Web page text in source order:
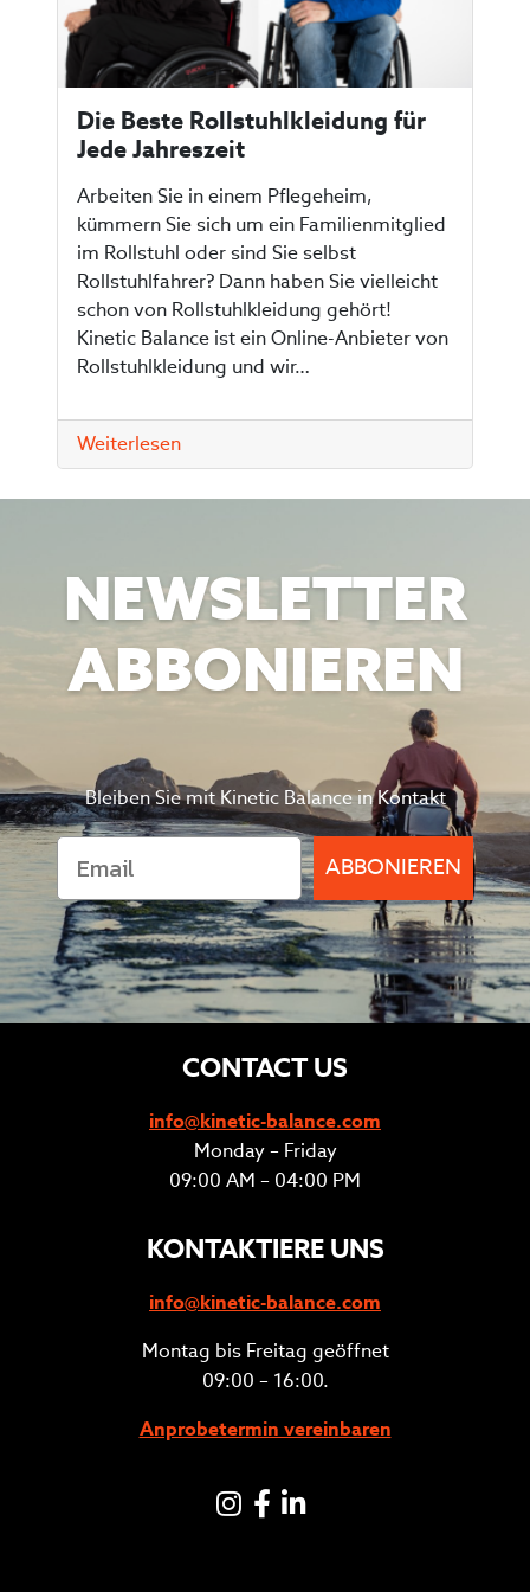
Die Beste Rollstuhlkleidung für
Jede Jahreszeit
Arbeiten Sie in einem Pflegeheim,
kümmern Sie sich um ein Familienmitglied
im Rollstuhl oder sind Sie selbst
Rollstuhlfahrer? Dann haben Sie vielleicht
schon von Rollstuhlkleidung gehört!
Kinetic Balance ist ein Online-Anbieter von
Rollstuhlkleidung und wir…
Weiterlesen
NEWSLETTER
ABBONIEREN
Bleiben Sie mit Kinetic Balance in Kontakt
ABBONIEREN
CONTACT US
info@kinetic-balance.com
Monday – Friday
09:00 AM – 04:00 PM
KONTAKTIERE UNS
info@kinetic-balance.com
Montag bis Freitag geöffnet
09:00 – 16:00.
Anprobetermin vereinbaren
Instagram
Facebook
LinkedIN